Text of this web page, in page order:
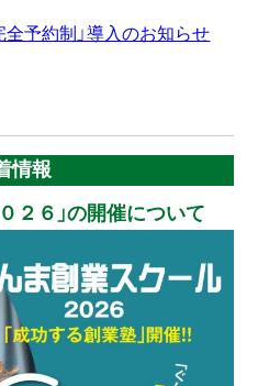
全予約制」導入のお知らせ
情報
２６」の開催について